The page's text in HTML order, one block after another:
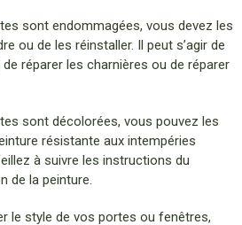
sont endommagées, vous devez les
ou de les réinstaller. Il peut s’agir de
réparer les charnières ou de réparer
sont décolorées, vous pouvez les
résistante aux intempéries
à suivre les instructions du
de la peinture.
le style de vos portes ou fenêtres,